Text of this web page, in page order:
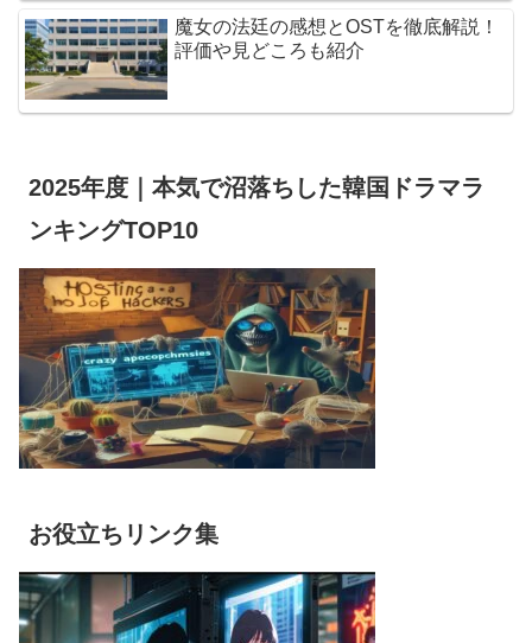
魔女の法廷の感想とOSTを徹底解説！
評価や見どころも紹介
2025年度｜本気で沼落ちした韓国ドラマラ
ンキングTOP10
お役立ちリンク集